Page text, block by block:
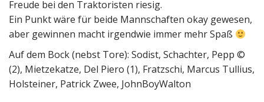
Freude bei den Traktoristen riesig.
Ein Punkt wäre für beide Mannschaften okay gewesen,
aber gewinnen macht irgendwie immer mehr Spaß
Auf dem Bock (nebst Tore): Sodist, Schachter, Pepp ©
(2), Mietzekatze, Del Piero (1), Fratzschi, Marcus Tullius,
Holsteiner, Patrick Zwee, JohnBoyWalton